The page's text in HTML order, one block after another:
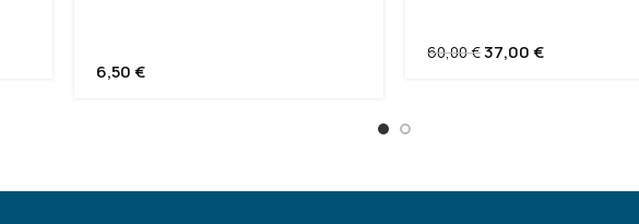
6,50€
60,00€37,00€